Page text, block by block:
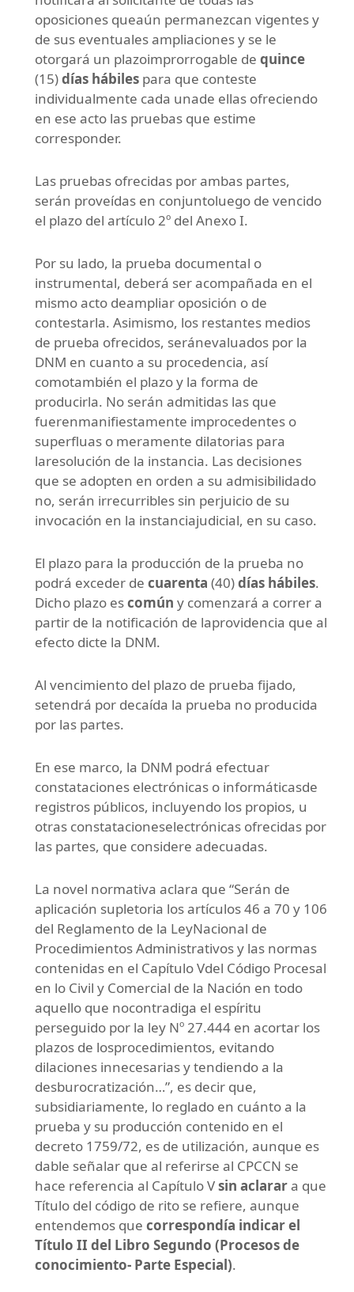
oposiciones queaún permanezcan vigentes y
de sus eventuales ampliaciones y se le
otorgará un plazoimprorrogable de quince
(15)días hábiles para que conteste
individualmente cada unade ellas ofreciendo
en ese acto las pruebas que estime
corresponder.
Las pruebas ofrecidas por ambas partes,
serán proveídas en conjuntoluego de vencido
el plazo del artículo 2º del Anexo I.
Por su lado, la prueba documental o
instrumental, deberá ser acompañada en el
mismo acto deampliar oposición o de
contestarla. Asimismo, los restantes medios
de prueba ofrecidos, seránevaluados por la
DNM en cuanto a su procedencia, así
comotambién el plazo y la forma de
producirla. No serán admitidas las que
fuerenmanifiestamente improcedentes o
superfluas o meramente dilatorias para
laresolución de la instancia. Las decisiones
que se adopten en orden a su admisibilidado
no, serán irrecurribles sin perjuicio de su
invocación en la instanciajudicial, en su caso.
El plazo para la producción de la prueba no
podrá exceder de cuarenta (40)días hábiles.
Dicho plazo escomún y comenzará a correr a
partir de la notificación de laprovidencia que al
efecto dicte la DNM.
Al vencimiento del plazo de prueba fijado,
setendrá por decaída la prueba no producida
por las partes.
En ese marco, la DNM podrá efectuar
constataciones electrónicas o informáticasde
registros públicos, incluyendo los propios, u
otras constatacioneselectrónicas ofrecidas por
las partes, que considere adecuadas.
La novel normativa aclara que “Serán de
aplicación supletoria los artículos 46 a 70 y 106
del Reglamento de la LeyNacional de
Procedimientos Administrativos y las normas
contenidas en el Capítulo Vdel Código Procesal
en lo Civil y Comercial de la Nación en todo
aquello que nocontradiga el espíritu
perseguido por la ley Nº 27.444 en acortar los
plazos de losprocedimientos, evitando
dilaciones innecesarias y tendiendo a la
desburocratización…”, es decir que,
subsidiariamente, lo reglado en cuánto a la
prueba y su producción contenido en el
decreto 1759/72, es de utilización, aunque es
dable señalar que al referirse al CPCCN se
hace referencia al Capítulo Vsin aclarara que
Título del código de rito se refiere, aunque
entendemos que correspondía indicar el
Título II del Libro Segundo (Procesos de
conocimiento- Parte Especial).